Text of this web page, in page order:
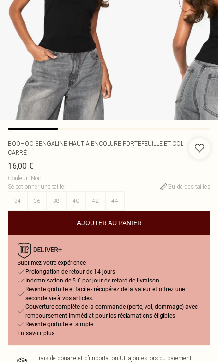
BOOHOO BENGALINE HAUT À ENCOLURE PORTEFEUILLE ET COL
CARRÉ
16,00 €
Couleur: Noir
Sélectionner une taille:
Guide des tailles
34
36 38 40 42 44
AJOUTER AU PANIER
Sublimez votre expérience
Prolongation de retour de 14 jours
Indemnisation de 5 € par jour de retard de livraison
Revente gratuite et facile - récupérez de la valeur et offrez une
seconde vie à vos articles.
Couverture complète de la commande (perte, vol, dommage) avec
remboursement immédiat pour les réclamations éligibles
Revente gratuite et simple
En savoir plus
Frais de douane et d’importation UE ajoutés lors du paiement.